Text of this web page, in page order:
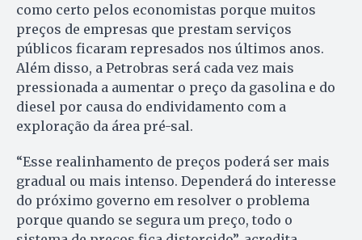
como certo pelos economistas porque muitos
preços de empresas que prestam serviços
públicos ficaram represados nos últimos anos.
Além disso, a Petrobras será cada vez mais
pressionada a aumentar o preço da gasolina e do
diesel por causa do endividamento com a
exploração da área pré-sal.
“Esse realinhamento de preços poderá ser mais
gradual ou mais intenso. Dependerá do interesse
do próximo governo em resolver o problema
porque quando se segura um preço, todo o